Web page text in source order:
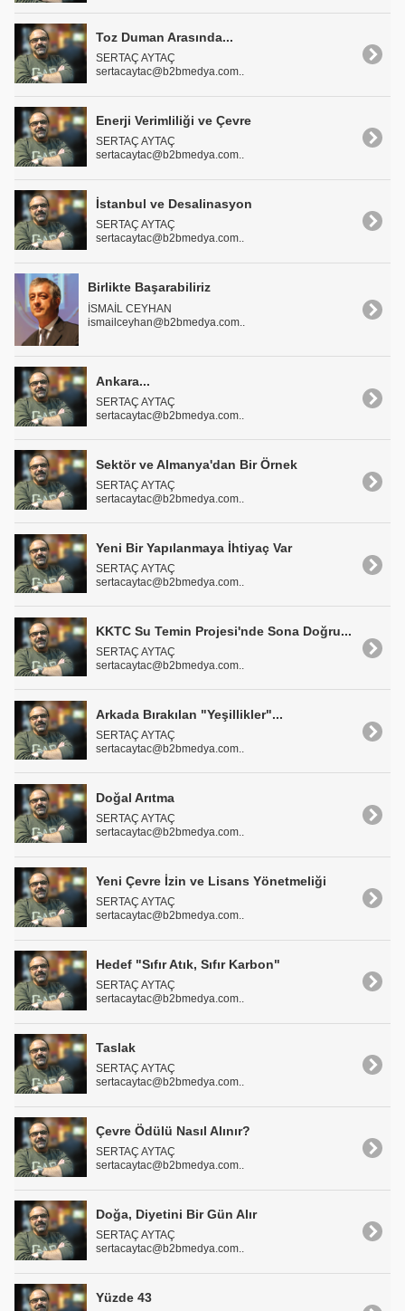
Toz Duman Arasında...
SERTAÇ AYTAÇ
sertacaytac@b2bmedya.com..
Enerji Verimliliği ve Çevre
SERTAÇ AYTAÇ
sertacaytac@b2bmedya.com..
İstanbul ve Desalinasyon
SERTAÇ AYTAÇ
sertacaytac@b2bmedya.com..
Birlikte Başarabiliriz
İSMAİL CEYHAN
ismailceyhan@b2bmedya.com..
Ankara...
SERTAÇ AYTAÇ
sertacaytac@b2bmedya.com..
Sektör ve Almanya'dan Bir Örnek
SERTAÇ AYTAÇ
sertacaytac@b2bmedya.com..
Yeni Bir Yapılanmaya İhtiyaç Var
SERTAÇ AYTAÇ
sertacaytac@b2bmedya.com..
KKTC Su Temin Projesi'nde Sona Doğru...
SERTAÇ AYTAÇ
sertacaytac@b2bmedya.com..
Arkada Bırakılan "Yeşillikler"...
SERTAÇ AYTAÇ
sertacaytac@b2bmedya.com..
Doğal Arıtma
SERTAÇ AYTAÇ
sertacaytac@b2bmedya.com..
Yeni Çevre İzin ve Lisans Yönetmeliği
SERTAÇ AYTAÇ
sertacaytac@b2bmedya.com..
Hedef "Sıfır Atık, Sıfır Karbon"
SERTAÇ AYTAÇ
sertacaytac@b2bmedya.com..
Taslak
SERTAÇ AYTAÇ
sertacaytac@b2bmedya.com..
Çevre Ödülü Nasıl Alınır?
SERTAÇ AYTAÇ
sertacaytac@b2bmedya.com..
Doğa, Diyetini Bir Gün Alır
SERTAÇ AYTAÇ
sertacaytac@b2bmedya.com..
Yüzde 43